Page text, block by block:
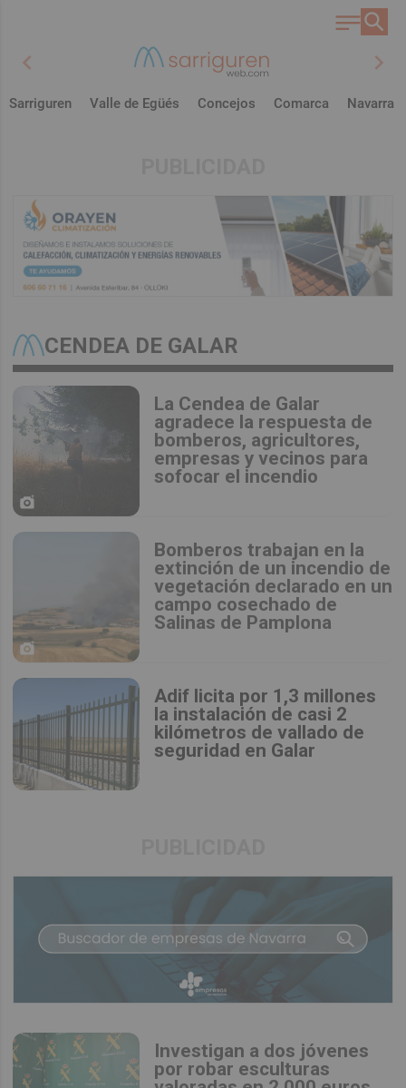
chevron_left chevron_right
Sarriguren Valle de Egüés Concejos Comarca Navarra
CENDEA DE GALAR
La Cendea de Galar
agradece la respuesta de
bomberos, agricultores,
empresas y vecinos para
sofocar el incendio
Bomberos trabajan en la
extinción de un incendio de
vegetación declarado en un
campo cosechado de
Salinas de Pamplona
Adif licita por 1,3 millones
la instalación de casi 2
kilómetros de vallado de
seguridad en Galar
Investigan a dos jóvenes
por robar esculturas